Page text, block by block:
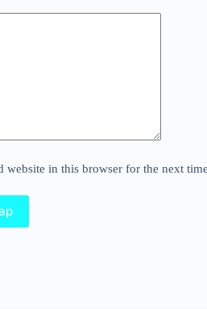
website in this browser for the next